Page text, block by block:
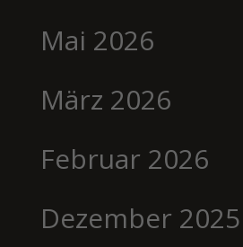
Mai 2026
März 2026
Februar 2026
Dezember 2025